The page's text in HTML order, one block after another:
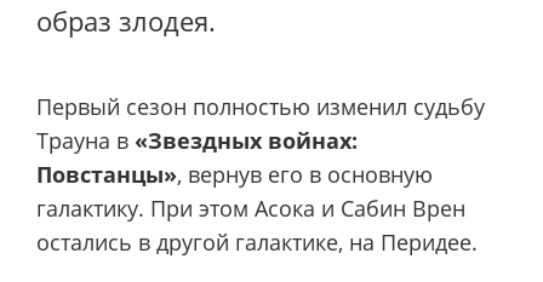
образ злодея.
Первый сезон полностью изменил судьбу
Трауна в «Звездных войнах:
Повстанцы», вернув его в основную
галактику. При этом Асока и Сабин Врен
остались в другой галактике, на Перидее.